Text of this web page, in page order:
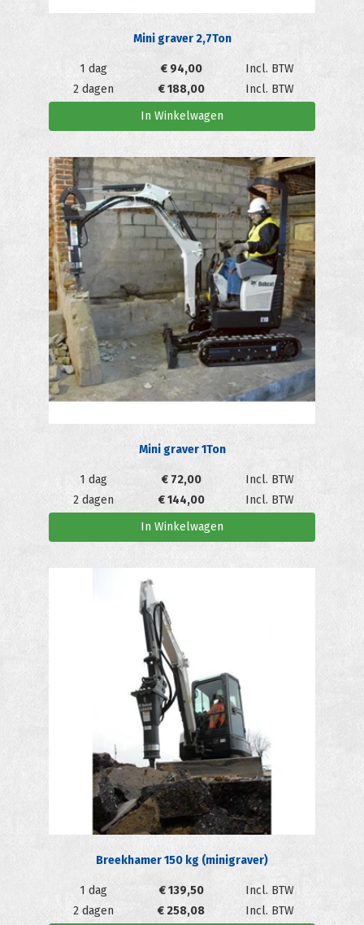
Mini graver 2,7Ton
1 dag € 94,00
Incl. BTW
2 dagen
€188,00
Incl. BTW
In Winkelwagen
Mini graver 1Ton
1 dag € 72,00
Incl. BTW
2 dagen
€144,00
Incl. BTW
In Winkelwagen
Breekhamer 150 kg (minigraver)
1 dag €139,50
Incl. BTW
2 dagen
€ 258,08
Incl. BTW